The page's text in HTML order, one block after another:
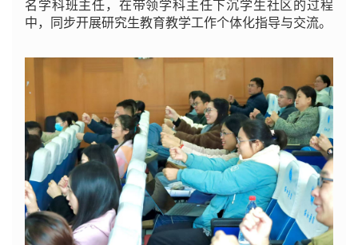
名学科班主任，在带领学科主任下沉学生社区的过程
中，同步开展研究生教育教学工作个体化指导与交流。